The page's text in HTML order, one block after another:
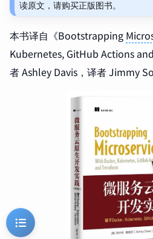
读原文，请购买正版图书。
本书译自《Bootstrapping
Kubernetes, GitHub Actions
者 Ashley Davis，译者 Jimmy